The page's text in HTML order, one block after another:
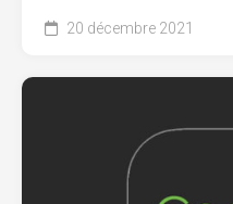
20 décembre 2021